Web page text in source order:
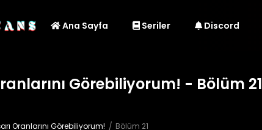
Ana Sayfa Seriler Discord
Görebiliyorum! - Bölüm 21
Oranlarını Görebiliyorum! Bölüm 21